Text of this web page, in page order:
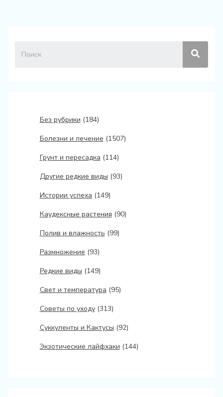
Без рубрики (184)
Болезни и лечение (1507)
Грунт и пересадка (114)
Другие редкие виды (93)
Истории успеха (149)
Каудексные растения (90)
Полив и влажность (99)
Размножение (93)
Редкие виды (149)
Свет и температура (95)
Советы по уходу(313)
Суккуленты и Кактусы (92)
Экзотические лайфхаки (144)